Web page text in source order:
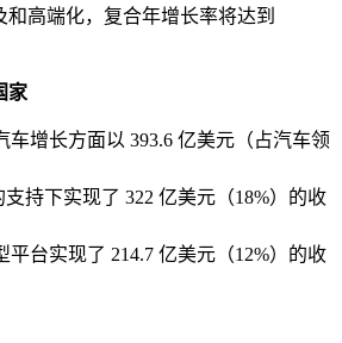
高端化，复合年增长率将达到
家
车增长方面以 393.6 亿美元（占汽车领
持下实现了 322 亿美元（18%）的收
平台实现了 214.7 亿美元（12%）的收